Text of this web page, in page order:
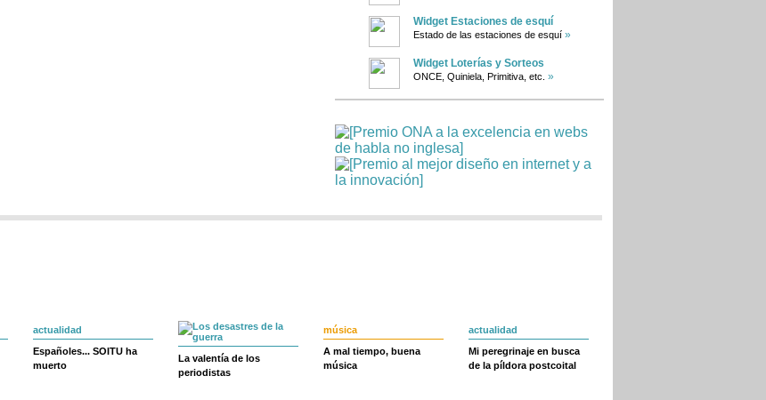
Widget Estaciones de esquí
Estado de las estaciones de esquí »
Widget Loterías y Sorteos
ONCE, Quiniela, Primitiva, etc. »
actualidad
Españoles... SOITU ha
muerto
La valentía de los
periodistas
música
A mal tiempo, buena
música
actualidad
Mi peregrinaje en busca
de la píldora postcoital